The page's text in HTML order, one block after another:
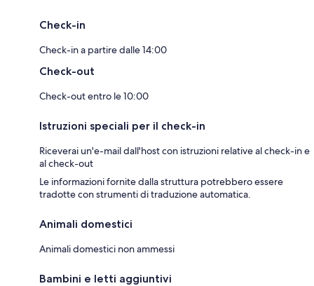
Check-in
Check-in a partire dalle 14:00
Check-out
Check-out entro le 10:00
Istruzioni speciali per il check-in
Riceverai un'e-mail dall'host con istruzioni relative al check-in e
al check-out
Le informazioni fornite dalla struttura potrebbero essere
tradotte con strumenti di traduzione automatica.
Animali domestici
Animali domestici non ammessi
Bambini e letti aggiuntivi